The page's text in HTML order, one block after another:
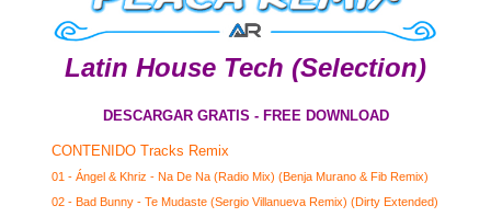
Latin House Tech (Selection)
DESCARGAR GRATIS - FREE DOWNLOAD
CONTENIDO Tracks Remix
01 - Ángel & Khriz - Na De Na (Radio Mix) (Benja Murano & Fib Remix)
02 - Bad Bunny - Te Mudaste (Sergio Villanueva Remix) (Dirty Extended)